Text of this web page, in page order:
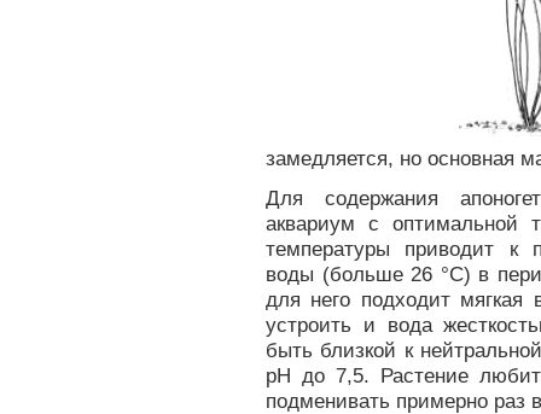
замедляется, но основная
Для содержания
аквариум с оптимальной
температуры приводит к
воды (больше 26 °С) в
для него подходит
устроить и вода
быть близкой к
рН до 7,5. Растение
подменивать примерно раз